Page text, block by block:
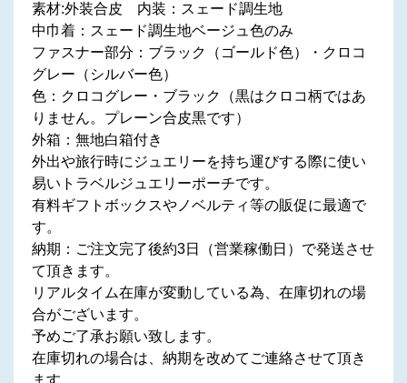
素材:外装合皮 内装：スェード調生地
中巾着：スェード調生地ベージュ色のみ
ファスナー部分：ブラック（ゴールド色）・クロコ
グレー（シルバー色）
色：クロコグレー・ブラック（黒はクロコ柄ではあ
りません。プレーン合皮黒です）
外箱：無地白箱付き
外出や旅行時にジュエリーを持ち運びする際に使い
易いトラベルジュエリーポーチです。
有料ギフトボックスやノベルティ等の販促に最適で
す。
納期：ご注文完了後約3日（営業稼働日）で発送させ
て頂きます。
リアルタイム在庫が変動している為、在庫切れの場
合がございます。
予めご了承お願い致します。
在庫切れの場合は、納期を改めてご連絡させて頂き